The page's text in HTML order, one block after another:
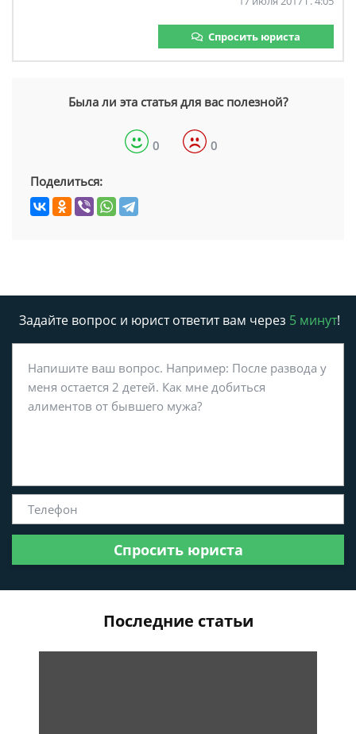
Спросить юриста
Была ли эта статья для вас полезной?
0 0
Поделиться:
Задайте вопрос и юрист ответит вам через 5 минут!
Спросить юриста
Последние статьи